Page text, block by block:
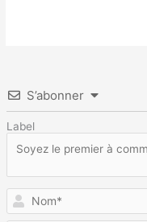
S’abonner
Label